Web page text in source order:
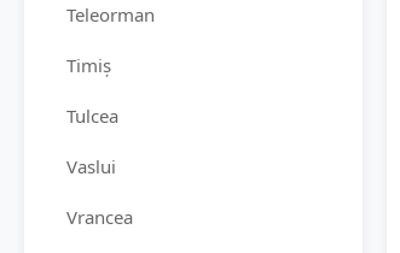
Teleorman
Timiș
Tulcea
Vaslui
Vrancea